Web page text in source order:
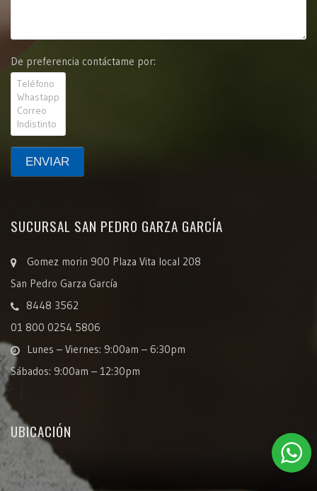
De preferencia contáctame por:
SUCURSAL SAN PEDRO GARZA GARCÍA
Gomez morin 900 Plaza Vita local 208
San Pedro Garza García
8448 3562
01 800 0254 5806
Lunes – Viernes: 9:00am – 6:30pm
Sábados: 9:00am – 12:30pm
UBICACIÓN